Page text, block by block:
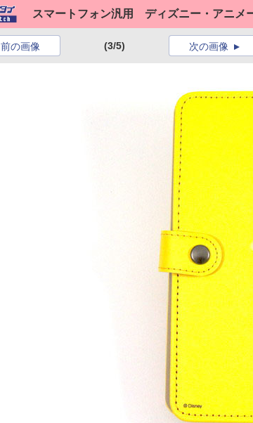
スマートフォン汎用 ディズニー・アニメ
前の画像 (3/5) 次の画像